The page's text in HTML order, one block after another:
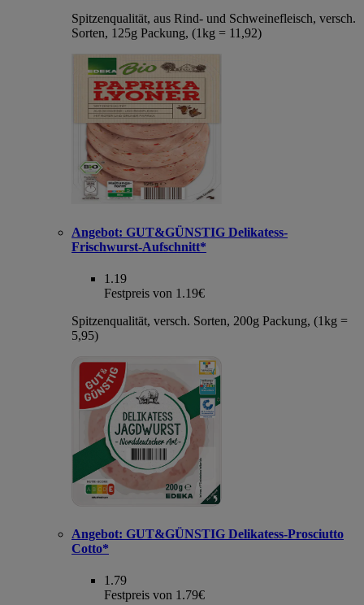
Spitzenqualität, aus Rind- und Schweinefleisch, versch.
Sorten, 125g Packung, (1kg = 11,92)
Angebot: GUT&GÜNSTIG Delikatess-
Frischwurst-Aufschnitt*
1.19
Festpreis von 1.19€
Spitzenqualität, versch. Sorten, 200g Packung, (1kg =
5,95)
Angebot: GUT&GÜNSTIG Delikatess-Prosciutto
Cotto*
1.79
Festpreis von 1.79€